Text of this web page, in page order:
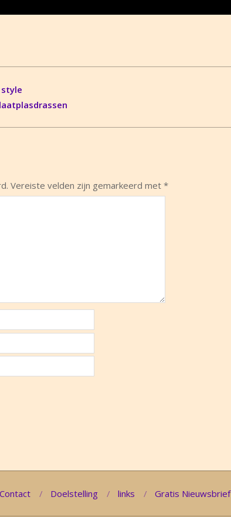
Vereiste velden zijn gemarkeerd met *
Contact Doelstelling links Gratis Nieuwsbrief